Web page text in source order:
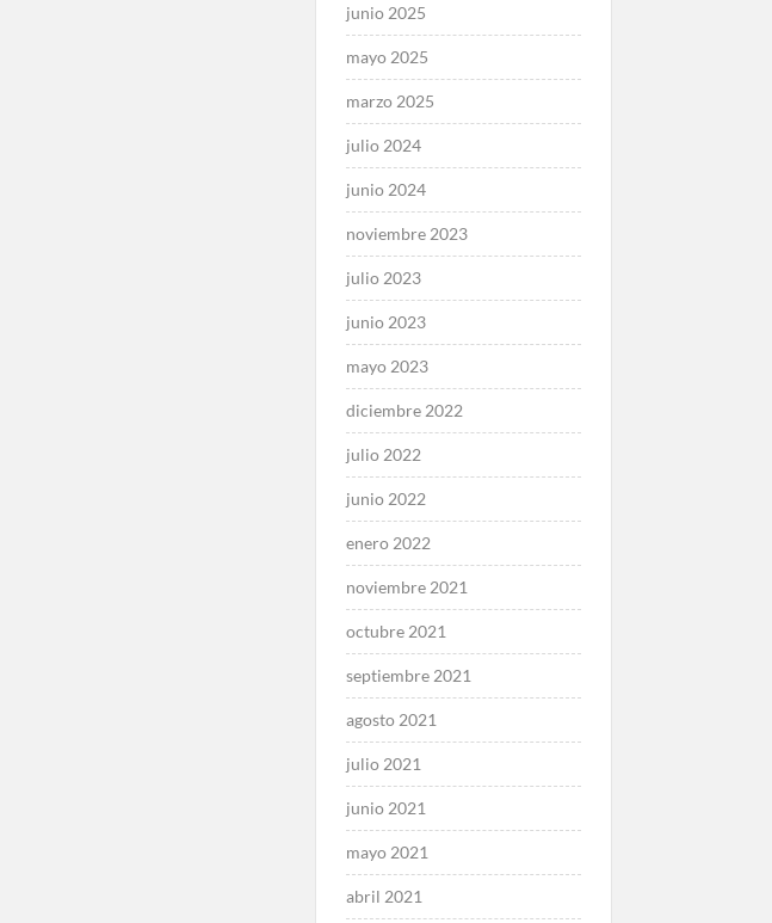
junio 2025
mayo 2025
marzo 2025
julio 2024
junio 2024
noviembre 2023
julio 2023
junio 2023
mayo 2023
diciembre 2022
julio 2022
junio 2022
enero 2022
noviembre 2021
octubre 2021
septiembre 2021
agosto 2021
julio 2021
junio 2021
mayo 2021
abril 2021